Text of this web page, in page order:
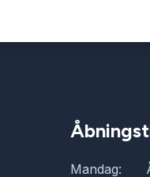
Mandag: